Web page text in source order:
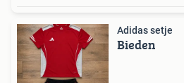
Adidas setje
Bieden